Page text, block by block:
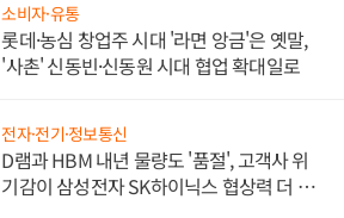
소비자·유통
롯데·농심 창업주 시대 '라면 앙금'은 옛말,
'사촌' 신동빈·신동원 시대 협업 확대일로
전자·전기·정보통신
D램과 HBM 내년 물량도 '품절', 고객사 위
기감이 삼성전자 SK하이닉스 협상력 더 키